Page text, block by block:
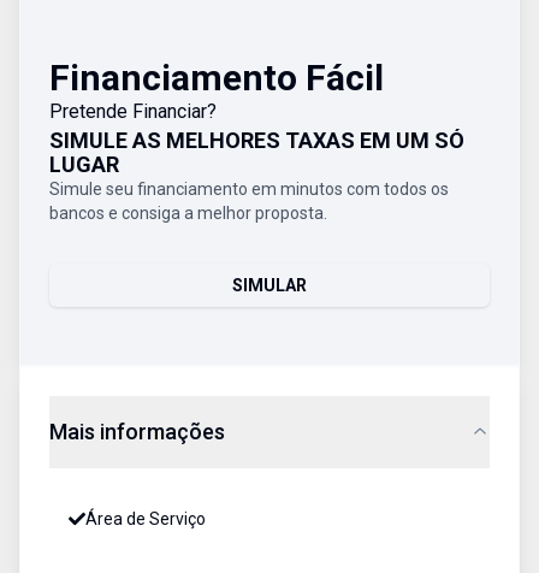
Financiamento Fácil
Pretende Financiar?
SIMULE AS MELHORES TAXAS EM UM SÓ
LUGAR
Simule seu financiamento em minutos com todos os
bancos e consiga a melhor proposta.
SIMULAR
Mais informações
Área de Serviço